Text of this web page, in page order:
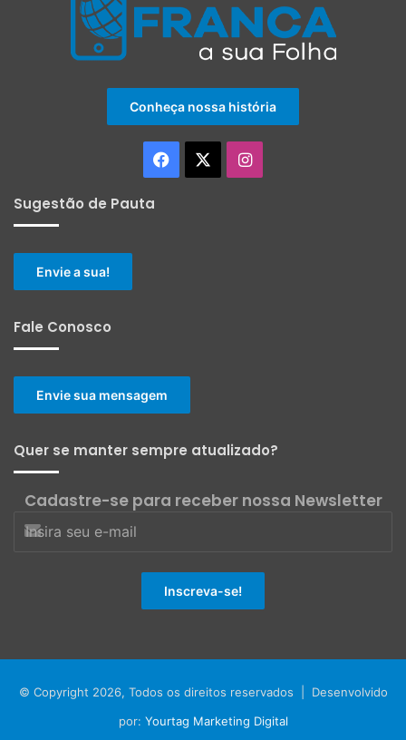
Conheça nossa história
Facebook Instagram
Sugestão de Pauta
Envie a sua!
Fale Conosco
Envie sua mensagem
Quer se manter sempre atualizado?
Cadastre-se para receber nossa Newsletter
© Copyright 2026, Todos os direitos reservados | Desenvolvido
por: Yourtag Marketing Digital